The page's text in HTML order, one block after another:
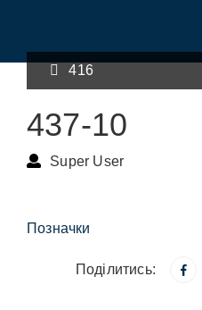
416
437-10
Super User
Позначки
Поділитись: